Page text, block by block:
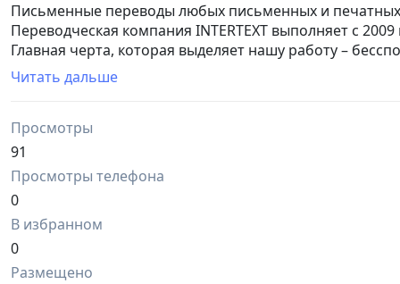
Письменные переводы любых письменных и печатных
Переводческая компания INTERTEXT выполняет с
Главная черта, которая выделяет нашу работу –
позволяет нам выполнять письменный переводы
Позвоните нам и мы с вами все обсудим нюансы по
Бюро переводов intertext
www.intertext.uz
Читать дальше
Просмотры
91
Просмотры телефона
0
В избранном
0
Размещено